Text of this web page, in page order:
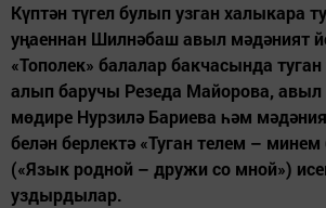
Күптән түгел булып узган халыкара
уңаеннан Шилнәбаш авыл мәдәният
«Тополек» балалар бакчасында туган
алып баручы Резеда Майорова, авыл
мөдире Нурзилә Бариева һәм
белән берлектә «Туган телем – минем
(«Язык родной – дружи со мной»)
уздырдылар.